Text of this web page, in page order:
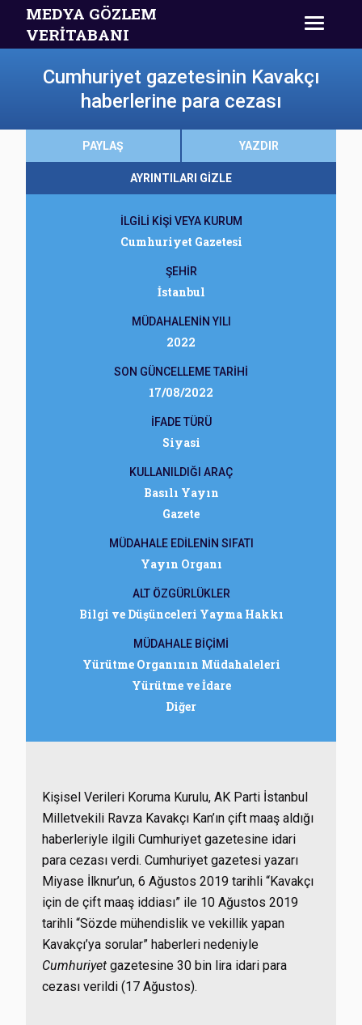
MEDYA GÖZLEM
VERİTABANI
Cumhuriyet gazetesinin Kavakçı
haberlerine para cezası
PAYLAŞ YAZDIR
AYRINTILARI GİZLE
İLGİLİ KİŞİ VEYA KURUM
Cumhuriyet Gazetesi
ŞEHİR
İstanbul
MÜDAHALENİN YILI
2022
SON GÜNCELLEME TARİHİ
17/08/2022
İFADE TÜRÜ
Siyasi
KULLANILDIĞI ARAÇ
Basılı Yayın
Gazete
MÜDAHALE EDİLENİN SIFATI
Yayın Organı
ALT ÖZGÜRLÜKLER
Bilgi ve Düşünceleri Yayma Hakkı
MÜDAHALE BİÇİMİ
Yürütme Organının Müdahaleleri
Yürütme ve İdare
Diğer
Kişisel Verileri Koruma Kurulu, AK Parti İstanbul
Milletvekili Ravza Kavakçı Kan’ın çift maaş aldığı
haberleriyle ilgili Cumhuriyet gazetesine idari
para cezası verdi. Cumhuriyet gazetesi yazarı
Miyase İlknur’un, 6 Ağustos 2019 tarihli “Kavakçı
için de çift maaş iddiası” ile 10 Ağustos 2019
tarihli “Sözde mühendislik ve vekillik yapan
Kavakçı’ya sorular” haberleri nedeniyle
Cumhuriyet gazetesine 30 bin lira idari para
cezası verildi (17 Ağustos).